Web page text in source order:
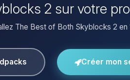
2 sur votre
The Best of Both Skyblocks 2 en
Créer mon